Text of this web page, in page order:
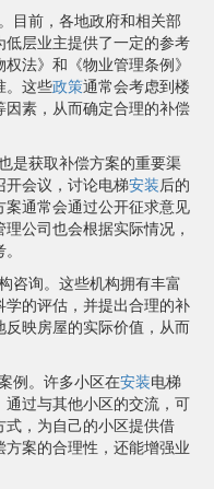
目前，各地政府和相关部
低层业主提供了一定的参考
法》和《物业管理条例》
。这些政策通常会考虑到楼
素，从而确定合理的补偿
是获取补偿方案的重要渠
开会议，讨论电梯安装后的
通常会通过公开征求意见
公司也会根据实际情况，
咨询。这些机构拥有丰富
的评估，并提出合理的补
映房屋的实际价值，从而
例。许多小区在安装电梯
过与其他小区的交流，可
，为自己的小区提供借
案的合理性，还能增强业